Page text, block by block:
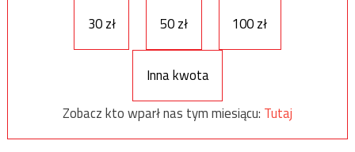
30 zł
50 zł 100 zł
Inna kwota
Zobacz kto wparł nas tym miesiącu: Tutaj